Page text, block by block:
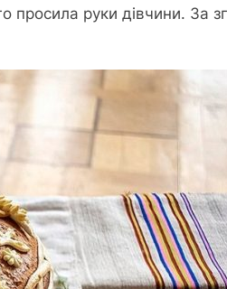
руки дівчини. За